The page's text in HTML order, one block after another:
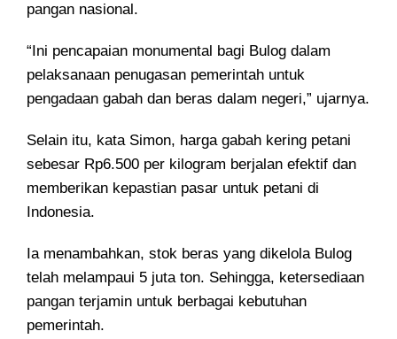
pangan nasional.
“Ini pencapaian monumental bagi Bulog dalam
pelaksanaan penugasan pemerintah untuk
pengadaan gabah dan beras dalam negeri,” ujarnya.
Selain itu, kata Simon, harga gabah kering petani
sebesar Rp6.500 per kilogram berjalan efektif dan
memberikan kepastian pasar untuk petani di
Indonesia.
Ia menambahkan, stok beras yang dikelola Bulog
telah melampaui 5 juta ton. Sehingga, ketersediaan
pangan terjamin untuk berbagai kebutuhan
pemerintah.